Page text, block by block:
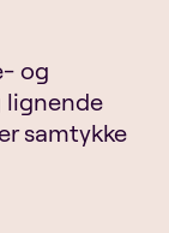
og
lignende
samtykke